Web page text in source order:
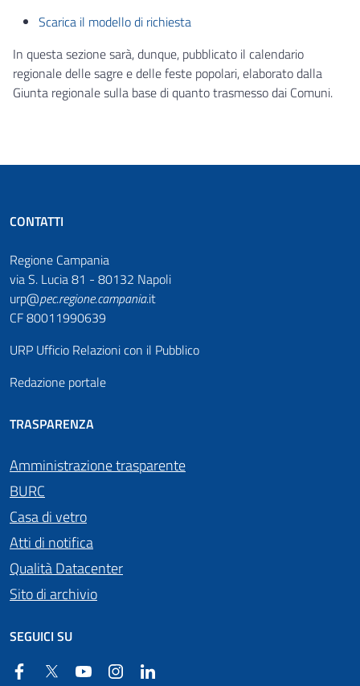
Scarica il modello di richiesta
In questa sezione sarà, dunque, pubblicato il calendario
regionale delle sagre e delle feste popolari, elaborato dalla
Giunta regionale sulla base di quanto trasmesso dai Comuni.
CONTATTI
Regione Campania
via S. Lucia 81 - 80132 Napoli
urp@pec.regione.campania.it
CF 80011990639
URP Ufficio Relazioni con il Pubblico
Redazione portale
TRASPARENZA
Amministrazione trasparente
BURC
Casa di vetro
Atti di notifica
Qualità Datacenter
Sito di archivio
SEGUICI SU
FacebookTwitter YouTube Instagram